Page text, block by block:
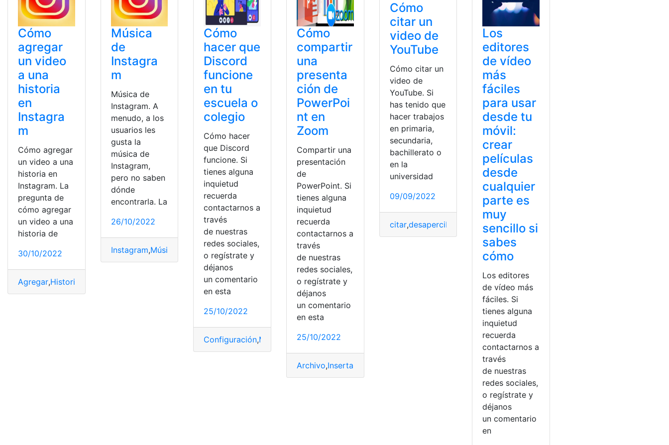
Cómo
agregar
un video
a una
historia
en
Instagra
m
Cómo agregar
un video a una
historia en
Instagram. La
pregunta de
cómo agregar
un video a una
historia de
30/10/2022
Agregar,Historia
Música
de
Instagra
m
Música de
Instagram. A
menudo, a los
usuarios les
gusta la
música de
Instagram,
pero no saben
dónde
encontrarla. La
26/10/2022
Instagram,Música Publicidad ,video
Cómo
hacer que
Discord
funcione
en tu
escuela o
colegio
Cómo hacer
que Discord
funcione. Si
tienes alguna
inquietud
recuerda
contactarnos a
través
de nuestras
redes sociales,
o regístrate y
déjanos
un comentario
en esta
25/10/2022
Configuración,Micrófono,panel,Soporte
Cómo
compartir
una
presenta
ción de
PowerPoi
nt en
Zoom
Compartir una
presentación
de
PowerPoint. Si
tienes alguna
inquietud
recuerda
contactarnos a
través
de nuestras
redes sociales,
o regístrate y
déjanos
un comentario
en esta
25/10/2022
Archivo,Insertar
Cómo
citar un
video de
YouTube
Cómo citar un
video de
YouTube. Si
has tenido que
hacer trabajos
en primaria,
secundaria,
bachillerato o
en la
universidad
09/09/2022
citar,desapercibido escribir,video,YouTube
Los
editores
de vídeo
más
fáciles
para usar
desde tu
móvil:
crear
películas
desde
cualquier
parte es
muy
sencillo si
sabes
cómo
Los editores
de vídeo más
fáciles. Si
tienes alguna
inquietud
recuerda
contactarnos a
través
de nuestras
redes sociales,
o regístrate y
déjanos
un comentario
en